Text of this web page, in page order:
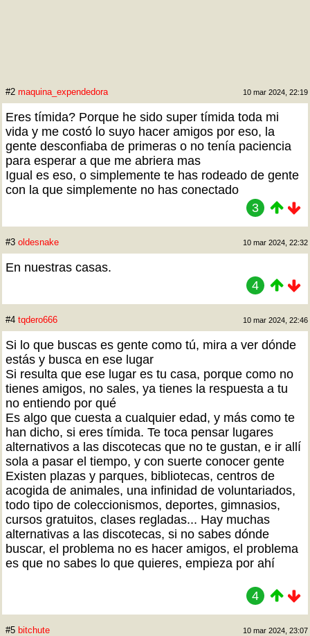
#2 maquina_expendedora 10 mar 2024, 22:19
Eres tímida? Porque he sido super tímida toda mi
vida y me costó lo suyo hacer amigos por eso, la
gente desconfiaba de primeras o no tenía paciencia
para esperar a que me abriera mas
Igual es eso, o simplemente te has rodeado de gente
con la que simplemente no has conectado
3
#3 oldesnake 10 mar 2024, 22:32
En nuestras casas.
4
#4 tqdero666 10 mar 2024, 22:46
Si lo que buscas es gente como tú, mira a ver dónde
estás y busca en ese lugar
Si resulta que ese lugar es tu casa, porque como no
tienes amigos, no sales, ya tienes la respuesta a tu
no entiendo por qué
Es algo que cuesta a cualquier edad, y más como te
han dicho, si eres tímida. Te toca pensar lugares
alternativos a las discotecas que no te gustan, e ir allí
sola a pasar el tiempo, y con suerte conocer gente
Existen plazas y parques, bibliotecas, centros de
acogida de animales, una infinidad de voluntariados,
todo tipo de coleccionismos, deportes, gimnasios,
cursos gratuitos, clases regladas... Hay muchas
alternativas a las discotecas, si no sabes dónde
buscar, el problema no es hacer amigos, el problema
es que no sabes lo que quieres, empieza por ahí
4
#5 bitchute 10 mar 2024, 23:07